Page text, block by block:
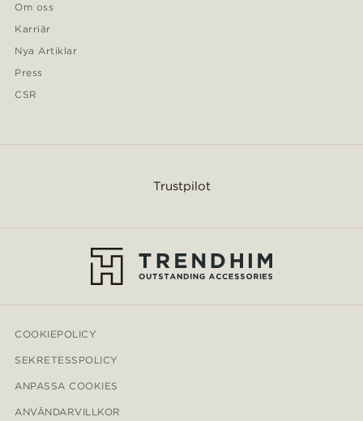
Om oss
Karriär
Nya Artiklar
Press
CSR
Trustpilot
COOKIEPOLICY
SEKRETESSPOLICY
ANPASSA COOKIES
ANVÄNDARVILLKOR